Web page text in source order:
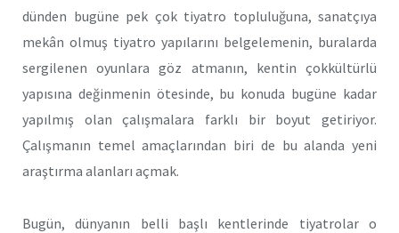
dünden bugüne pek çok tiyatro topluluğuna, sanatçıya
mekân olmuş tiyatro yapılarını belgelemenin, buralarda
sergilenen oyunlara göz atmanın, kentin çokkültürlü
yapısına değinmenin ötesinde, bu konuda bugüne kadar
yapılmış olan çalışmalara farklı bir boyut getiriyor.
Çalışmanın temel amaçlarından biri de bu alanda yeni
araştırma alanları açmak.
Bugün, dünyanın belli başlı kentlerinde tiyatrolar o